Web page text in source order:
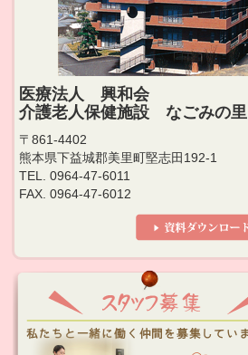
医療法人 興和会
介護老人保健施設 なごみの里
〒861-4402
熊本県下益城郡美里町堅志田192-1
TEL. 0964-47-6011
FAX. 0964-47-6012